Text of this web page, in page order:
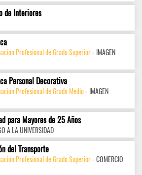
de Interiores
Profesional de Grado Superior- IMAGEN
Personal Decorativa
Profesional de Grado Medio- IMAGEN
para Mayores de 25 Años
A LA UNIVERSIDAD
del Transporte
Profesional de Grado Superior- COMERCIO